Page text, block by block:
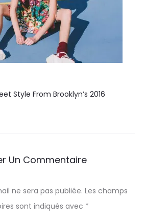
Style From Brooklyn’s 2016
Un Commentaire
ne sera pas publiée. Les champs
sont indiqués avec *